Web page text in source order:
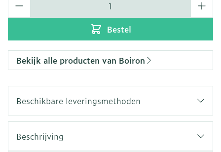
Bestel
Bekijk alle producten van Boiron
Beschikbare leveringsmethoden
Beschrijving